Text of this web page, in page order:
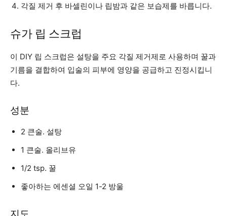
각질 제거 후 바셀린이나 립밤과 ​​같은 보습제를 바릅니다.
슈가 립 스크럽
이 DIY 립 스크럽은 설탕을 주요 각질 제거제로 사용하며 꿀과
기름을 결합하여 입술의 피부에 영양을 공급하고 진정시킵니
다.
성분
2 큰술. 설탕
1 큰술. 올리브유
1/2 tsp. 꿀
좋아하는 에센셜 오일 1-2 방울
지도